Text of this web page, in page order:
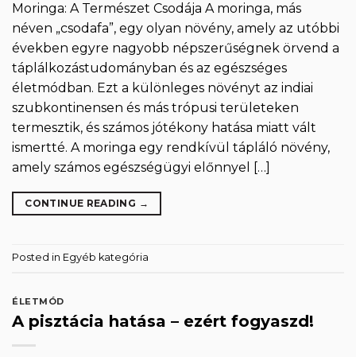
Moringa: A Természet Csodája A moringa, más
néven „csodafa”, egy olyan növény, amely az utóbbi
években egyre nagyobb népszerűségnek örvend a
táplálkozástudományban és az egészséges
életmódban. Ezt a különleges növényt az indiai
szubkontinensen és más trópusi területeken
termesztik, és számos jótékony hatása miatt vált
ismertté. A moringa egy rendkívül tápláló növény,
amely számos egészségügyi előnnyel […]
CONTINUE READING →
Posted in Egyéb kategória
ÉLETMÓD
A pisztácia hatása – ezért fogyaszd!